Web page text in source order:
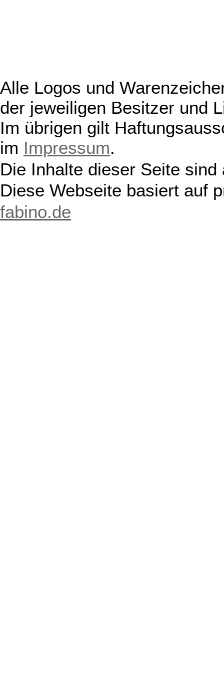
Alle Logos und
der jeweiligen Besitzer und
Im übrigen gilt
im Impressum.
Die Inhalte dieser Seite
Diese Webseite basiert auf
fabino.de